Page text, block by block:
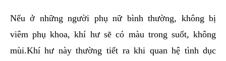
Nếu ở những người phụ nữ bình thường, không bị
viêm phụ khoa, khí hư sẽ có màu trong suốt, không
mùi.Khí hư này thường tiết ra khi quan hệ tình dục